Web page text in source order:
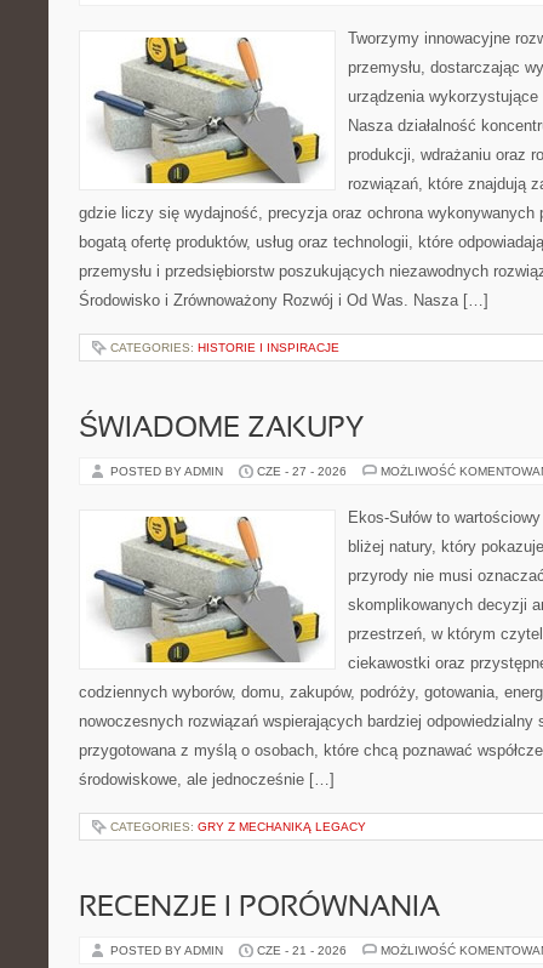
Tworzymy innowacyjne
przemysłu, dostarczając
urządzenia
Nasza działalność
produkcji, wdrażaniu oraz
rozwiązań, które znajdują
gdzie liczy się wydajność, precyzja oraz ochrona wykonywanych
bogatą ofertę produktów, usług oraz technologii, które
przemysłu i przedsiębiorstw poszukujących niezawodnych
Środowisko i Zrównoważony Rozwój i Od Was. Nasza […]
CATEGORIES: HISTORIE I INSPIRACJE
ŚWIADOME ZAKUPY
POSTED BY ADMIN CZE - 27 - 2026 MOŻLIWOŚĆ
Ekos-Sułów to
bliżej natury, który
przyrody nie musi
skomplikowanych decyzji
przestrzeń, w którym
ciekawostki oraz
codziennych wyborów, domu, zakupów, podróży, gotowania,
nowoczesnych rozwiązań wspierających bardziej odpowiedzialny
przygotowana z myślą o osobach, które chcą poznawać
środowiskowe, ale jednocześnie […]
CATEGORIES: GRY Z MECHANIKĄ LEGACY
RECENZJE I PORÓWNANIA
POSTED BY ADMIN CZE - 21 - 2026 MOŻLIWOŚĆ